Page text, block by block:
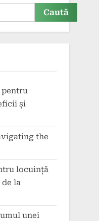
Caută
și
the
locuință
la
unei